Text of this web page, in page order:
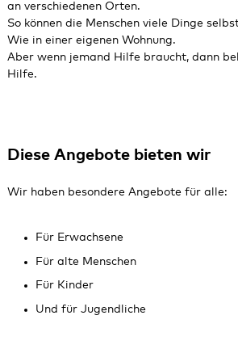
an verschiedenen Orten.
So können die Menschen viele Dinge
Wie in einer eigenen Wohnung.
Aber wenn jemand Hilfe braucht, dann
Hilfe.
Diese Angebote bieten wir
Wir haben besondere Angebote für alle:
Für Erwachsene
Für alte Menschen
Für Kinder
Und für Jugendliche